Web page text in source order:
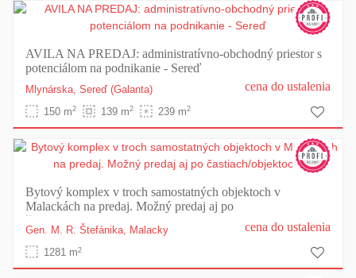
AVILA NA PREDAJ: administratívno-obchodný priestor s
potenciálom na podnikanie - Sereď
Mlynárska, Sereď (Galanta)
150 m2 139 m2 239 m2
cena do ustalenia
Bytový komplex v troch samostatných objektoch v
Malackách na predaj. Možný predaj aj po
častiach/objektoch.
Gen. M. R. Štefánika, Malacky
1281 m2
cena do ustalenia